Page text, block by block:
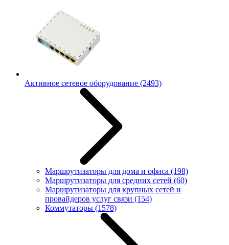
Активное сетевое оборудование (2493)
Маршрутизаторы для дома и офиса (198)
Маршрутизаторы для средних сетей (60)
Маршрутизаторы для крупных сетей и
провайдеров услуг связи (154)
Коммутаторы (1578)